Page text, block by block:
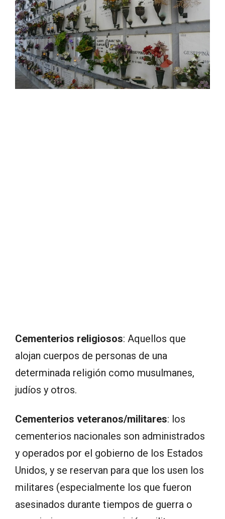
Cementerios religiosos: Aquellos que
alojan cuerpos de personas de una
determinada religión como musulmanes,
judíos y otros.
Cementerios veteranos/militares: los
cementerios nacionales son administrados
y operados por el gobierno de los Estados
Unidos, y se reservan para que los usen los
militares (especialmente los que fueron
asesinados durante tiempos de guerra o